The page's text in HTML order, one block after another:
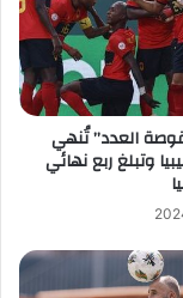
العدد” تُنهي
وتبلغ ربع نهائي